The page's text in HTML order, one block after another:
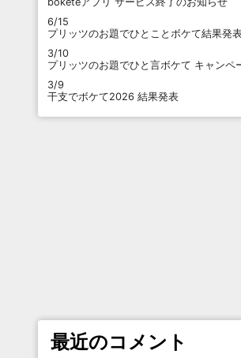
6/15
プリッツのお題でひとことボケて結果発
3/10
プリッツのお題でひと言ボケて キャンペ
3/9
干支でボケて2026 結果発表
最近のコメント